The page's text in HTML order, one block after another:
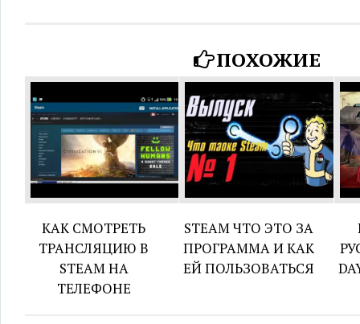
ПОХОЖИЕ
КАК СМОТРЕТЬ
ТРАНСЛЯЦИЮ В
STEAM НА
ТЕЛЕФОНЕ
STEAM ЧТО ЭТО ЗА
ПРОГРАММА И КАК
ЕЙ ПОЛЬЗОВАТЬСЯ